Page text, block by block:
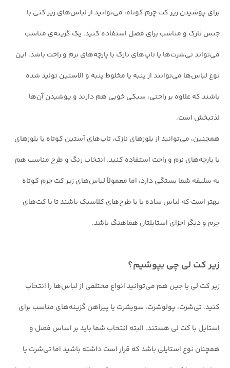
برای پوشیدن زیر کت چرم کوتاه، می‌توانید از لباس‌های زیر کتی با
جنس نازک و مناسب برای فصل استفاده کنید. یک گزینه‌ی مناسب
می‌تواند تی‌شرت‌ها یا تاپ‌های نازک با پارچه‌های نرم و راحت باشد. این
نوع لباس‌ها می‌توانند از پنبه یا مخلوط پنبه و الاستین تولید شده
باشند که علاوه بر راحتی، سبکی خوبی هم دارند و پوشیدن آن‌ها
لذتبخش است.
همچنین، می‌توانید از بلوزهای نازک، تاپ‌های آستین کوتاه یا بلوزهای
با پارچه‌های نرم و راحت استفاده کنید. انتخاب رنگ و طرح مناسب هم
به سلیقه شما بستگی دارد، اما معمولاً لباس‌های زیر کت چرم کوتاه
بهتر است که لباس ساده یا با طرح‌های کلاسیک باشند تا با کت‌های
چرم و دیگر اجزای استایلتان هماهنگ باشد.
زیر کت لی چی بپوشیم؟
زیر کت لی یا جین هم می‌توانید انواع مختلفی از لباس‌ها را انتخاب
کنید. تی‌شرت، پولوشرت، سویشرت یا پیراهن گزینه‌های مناسب برای
استایل با کت لی هستند. البته انتخاب شما باید بر اساس فصل و
همچنان نوع استایلی باشد که قرار است داشته باشید اما تی‌شرت یا